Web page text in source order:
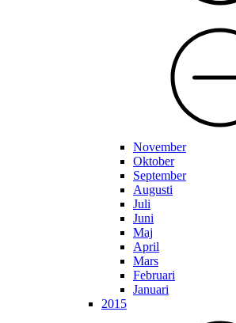
November
Oktober
September
Augusti
Juli
Juni
Maj
April
Mars
Februari
Januari
2015